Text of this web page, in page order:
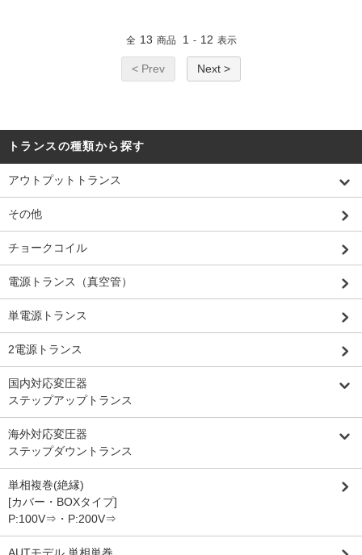
全 13 商品 1 - 12 表示
< Prev Next >
トランスの種類から探す
アウトプットトランス
その他
チョークコイル
電源トランス（真空管）
単電源トランス
2電源トランス
国内対応変圧器
ステップアップトランス
海外対応変圧器
ステップダウントランス
単相複巻(絶縁)
[カバー・BOXタイプ]
P:100V⇒・P:200V⇒
AUTモデル 単相単巻